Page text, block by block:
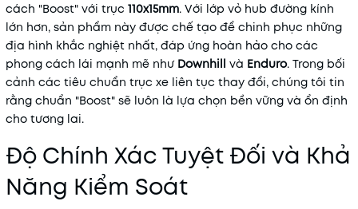
cách "Boost" với trục 110x15mm. Với lớp vỏ hub đường kính
lớn hơn, sản phẩm này được chế tạo để chinh phục những
địa hình khắc nghiệt nhất, đáp ứng hoàn hảo cho các
phong cách lái mạnh mẽ như Downhill và Enduro. Trong bối
cảnh các tiêu chuẩn trục xe liên tục thay đổi, chúng tôi tin
rằng chuẩn "Boost" sẽ luôn là lựa chọn bền vững và ổn định
cho tương lai.
Độ Chính Xác Tuyệt Đối và Khả
Năng Kiểm Soát